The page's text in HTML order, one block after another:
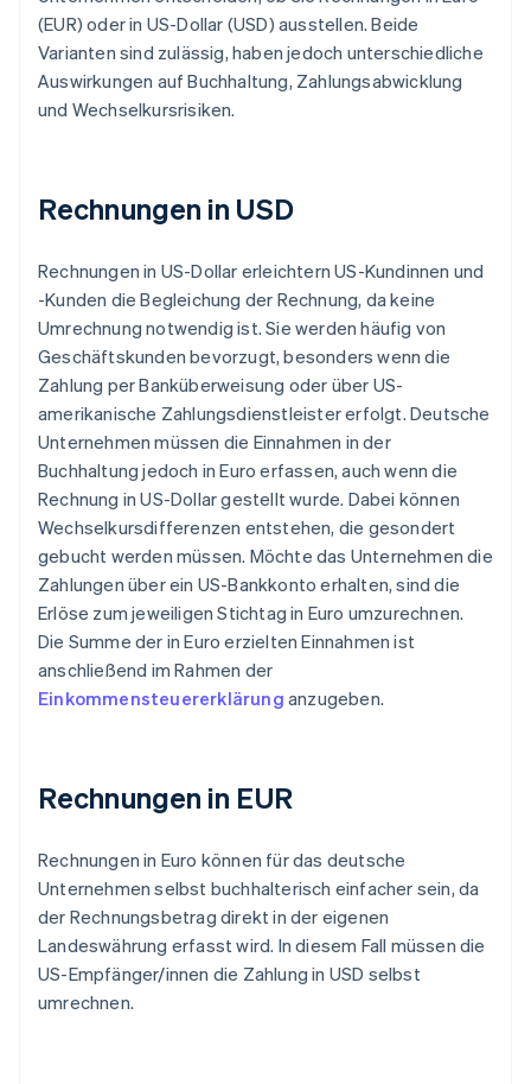
(EUR) oder in US-Dollar (USD) ausstellen. Beide
Varianten sind zulässig, haben jedoch unterschiedliche
Auswirkungen auf Buchhaltung, Zahlungsabwicklung
und Wechselkursrisiken.
Rechnungen in USD
Rechnungen in US-Dollar erleichtern US-Kundinnen und
-Kunden die Begleichung der Rechnung, da keine
Umrechnung notwendig ist. Sie werden häufig von
Geschäftskunden bevorzugt, besonders wenn die
Zahlung per Banküberweisung oder über US-
amerikanische Zahlungsdienstleister erfolgt. Deutsche
Unternehmen müssen die Einnahmen in der
Buchhaltung jedoch in Euro erfassen, auch wenn die
Rechnung in US-Dollar gestellt wurde. Dabei können
Wechselkursdifferenzen entstehen, die gesondert
gebucht werden müssen. Möchte das Unternehmen die
Zahlungen über ein US-Bankkonto erhalten, sind die
Erlöse zum jeweiligen Stichtag in Euro umzurechnen.
Die Summe der in Euro erzielten Einnahmen ist
anschließend im Rahmen der
Einkommensteuererklärung anzugeben.
Rechnungen in EUR
Rechnungen in Euro können für das deutsche
Unternehmen selbst buchhalterisch einfacher sein, da
der Rechnungsbetrag direkt in der eigenen
Landeswährung erfasst wird. In diesem Fall müssen die
US-Empfänger/innen die Zahlung in USD selbst
umrechnen.